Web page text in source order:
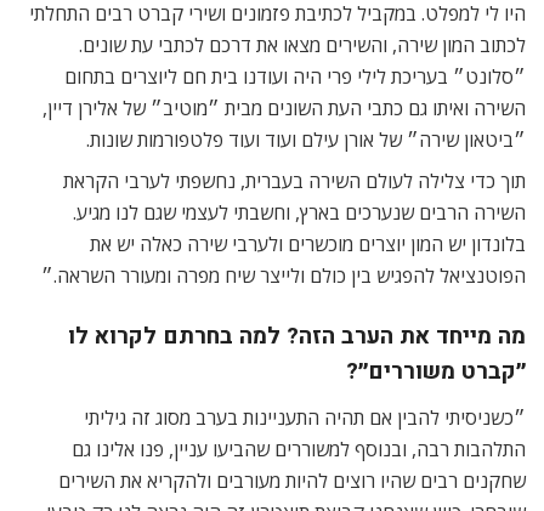
היו לי למפלט. במקביל לכתיבת פזמונים ושירי קברט רבים התחלתי
לכתוב המון שירה, והשירים מצאו את דרכם לכתבי עת שונים.
״סלונט״ בעריכת לילי פרי היה ועודנו בית חם ליוצרים בתחום
השירה ואיתו גם כתבי העת השונים מבית ״מוטיב״ של אלירן דיין,
״ביטאון שירה״ של אורן עילם ועוד ועוד פלטפורמות שונות.
תוך כדי צלילה לעולם השירה בעברית, נחשפתי לערבי הקראת
השירה הרבים שנערכים בארץ, וחשבתי לעצמי שגם לנו מגיע.
בלונדון יש המון יוצרים מוכשרים ולערבי שירה כאלה יש את
הפוטנציאל להפגיש בין כולם ולייצר שיח מפרה ומעורר השראה.״
מה מייחד את הערב הזה? למה בחרתם לקרוא לו
״קברט משוררים״?
״כשניסיתי להבין אם תהיה התעניינות בערב מסוג זה גיליתי
התלהבות רבה, ובנוסף למשוררים שהביעו עניין, פנו אלינו גם
שחקנים רבים שהיו רוצים להיות מעורבים ולהקריא את השירים